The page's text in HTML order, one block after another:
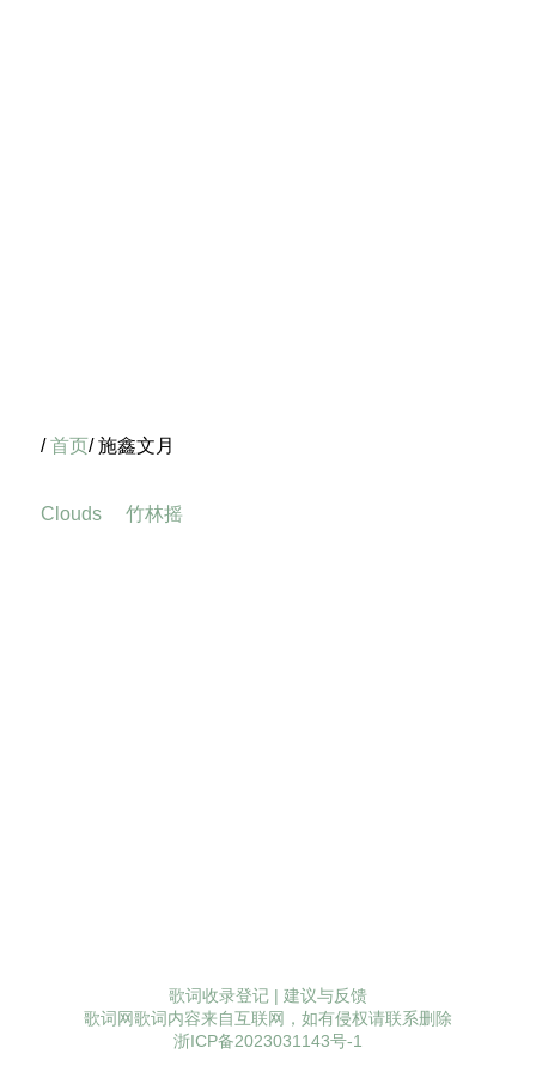
/首页/ 施鑫文月
Clouds 竹林摇
歌词收录登记 | 建议与反馈
歌词网歌词内容来自互联网，如有侵权请联系删除
浙ICP备2023031143号-1